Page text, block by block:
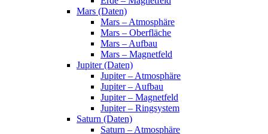
Mars (Daten)
Mars – Atmosphäre
Mars – Oberfläche
Mars – Aufbau
Mars – Magnetfeld
Jupiter (Daten)
Jupiter – Atmosphäre
Jupiter – Aufbau
Jupiter – Magnetfeld
Jupiter – Ringsystem
Saturn (Daten)
Saturn – Atmosphäre